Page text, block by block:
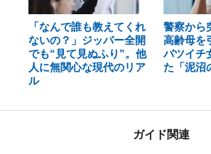
「なんで誰も教えてくれ
ないの？」ジッパー全開
でも“見て見ぬふり”。他
人に無関心な現代のリア
ル
警察か
高齢母を
バツイチ
た「泥沼
ガイド関連